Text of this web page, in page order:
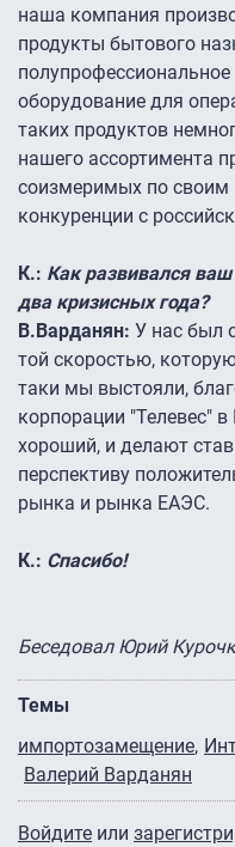
наша компания
продукты бытового
оборудование для
таких продуктов
нашего ассортимента
соизмеримых по
конкуренции с
К.: Как развивался
два кризисных года?
В.Варданян: У нас был
той скоростью,
таки мы выстояли,
корпорации "Телевес"
хороший, и делают
перспективу
рынка и рынка ЕАЭС.
К.: Спасибо!
Беседовал Юрий
Темы
импортозамещение
Валерий Варданян
Войдите или